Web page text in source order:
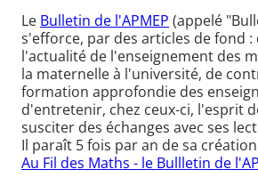
Le Bulletin de l'APMEP (appelé
s'efforce, par des articles de fond
l'actualité de l'enseignement des
la maternelle à l'université, de
formation approfondie des
d'entretenir, chez ceux-ci, l'esprit
susciter des échanges avec ses
Il paraît 5 fois par an de sa
Au Fil des Maths - le Bullletin de